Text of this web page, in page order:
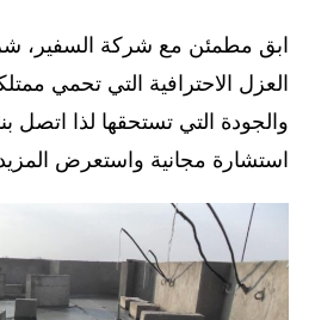
ابق مطمئن مع شركة السفير،
العزل الاحترافية التي تحمي
والجودة التي تستحقها لذا اتصل
استشارة مجانية واستعرض